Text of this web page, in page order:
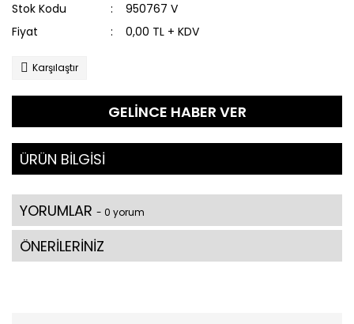
Stok Kodu
950767 V
Fiyat
0,00 TL + KDV
Karşılaştır
GELİNCE HABER VER
ÜRÜN BİLGİSİ
YORUMLAR - 0 yorum
ÖNERİLERİNİZ